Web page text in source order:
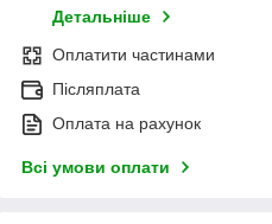
Детальніше
Оплатити частинами
Післяплата
Оплата на рахунок
Всі умови оплати